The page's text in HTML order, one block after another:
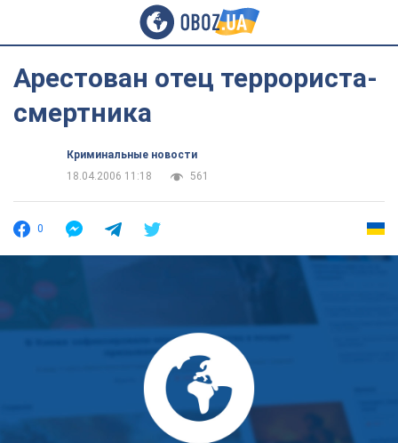
Арестован отец террориста-
смертника
Криминальные новости
18.04.2006 11:18
561
0